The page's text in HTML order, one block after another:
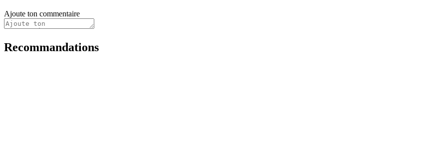
Ajoute ton commentaire
Recommandations